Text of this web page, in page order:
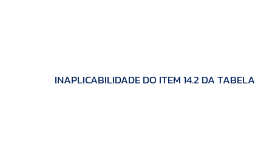
INAPLICABILIDADE DO ITEM 14.2 DA